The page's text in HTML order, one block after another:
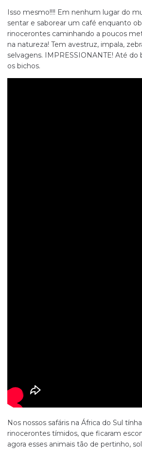
Isso mesmo!!!! Em nenhum lugar do
sentar e saborear um café enquanto
rinocerontes caminhando a poucos
na natureza! Tem avestruz, impala,
selvagens. IMPRESSIONANTE! Até do
os bichos.
Nos nossos safáris na África do Sul
rinocerontes tímidos, que ficaram
agora esses animais tão de pertinho,